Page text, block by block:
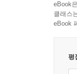
eBook
클래스
eBook
평